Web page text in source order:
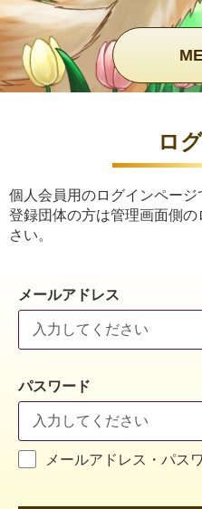
ロ
個人会員用のログインページ
登録団体の方は管理画面側
さい。
メールアドレス
パスワード
メールアドレス・パス